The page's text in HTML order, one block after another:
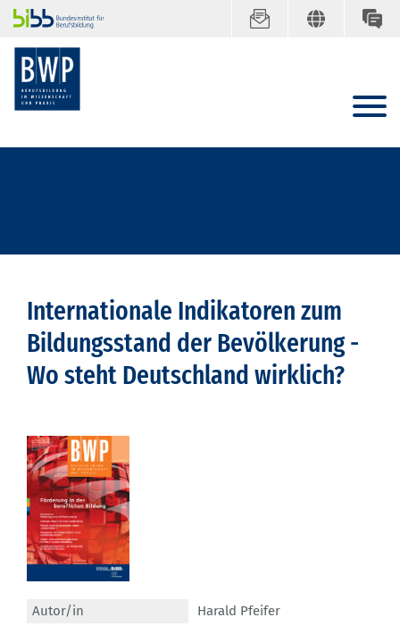
Internationale Indikatoren zum
Bildungsstand der Bevölkerung -
Wo steht Deutschland wirklich?
Autor/in
Harald Pfeifer